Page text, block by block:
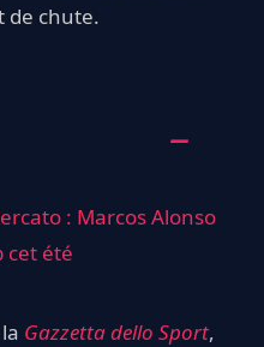
de chute.
: Marcos Alonso
cet été
Gazzetta dello Sport,